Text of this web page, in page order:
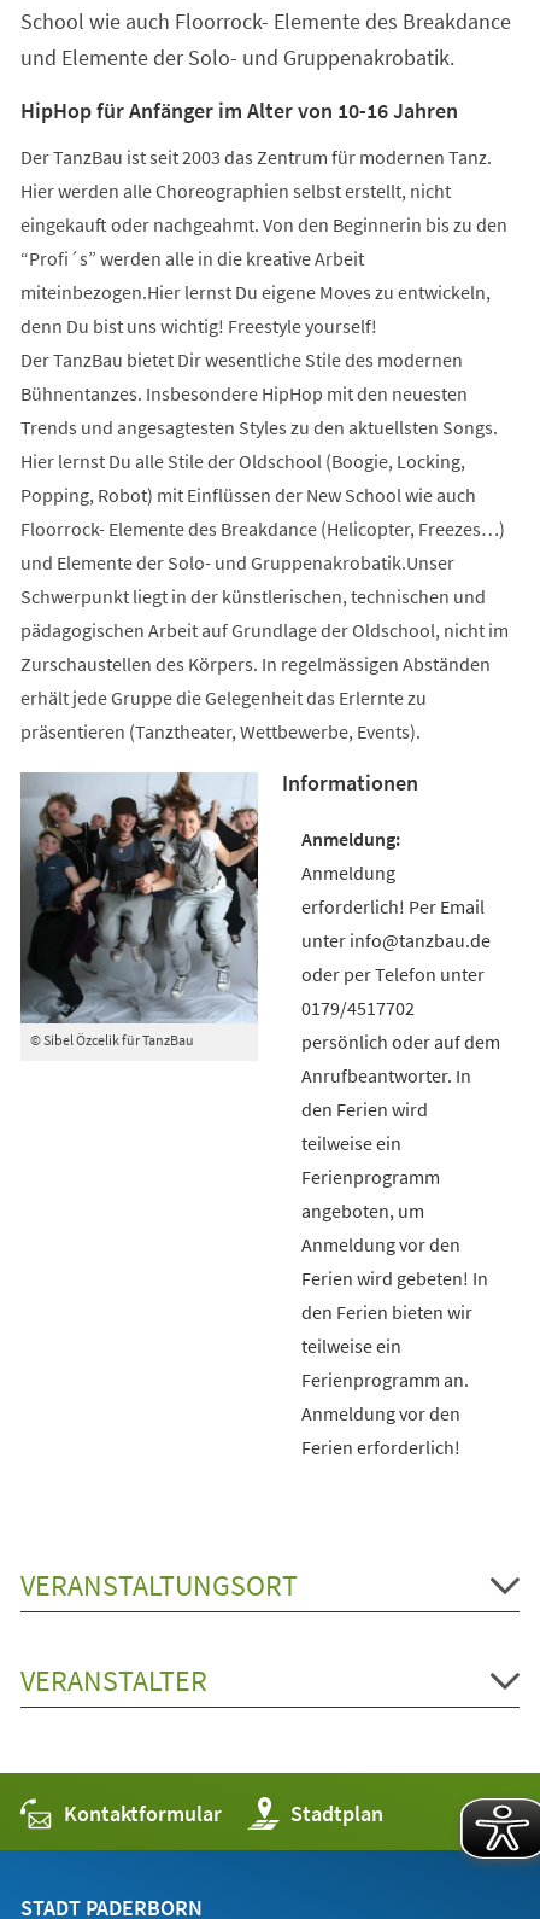
School wie auch Floorrock- Elemente des Breakdance
und Elemente der Solo- und Gruppenakrobatik.
HipHop für Anfänger im Alter von 10-16 Jahren
Der TanzBau ist seit 2003 das Zentrum für modernen Tanz.
Hier werden alle Choreographien selbst erstellt, nicht
eingekauft oder nachgeahmt. Von den Beginnerin bis zu den
“Profi´s” werden alle in die kreative Arbeit
miteinbezogen.Hier lernst Du eigene Moves zu entwickeln,
denn Du bist uns wichtig! Freestyle yourself!
Der TanzBau bietet Dir wesentliche Stile des modernen
Bühnentanzes. Insbesondere HipHop mit den neuesten
Trends und angesagtesten Styles zu den aktuellsten Songs.
Hier lernst Du alle Stile der Oldschool (Boogie, Locking,
Popping, Robot) mit Einflüssen der New School wie auch
Floorrock- Elemente des Breakdance (Helicopter, Freezes…)
und Elemente der Solo- und Gruppenakrobatik.Unser
Schwerpunkt liegt in der künstlerischen, technischen und
pädagogischen Arbeit auf Grundlage der Oldschool, nicht im
Zurschaustellen des Körpers. In regelmässigen Abständen
erhält jede Gruppe die Gelegenheit das Erlernte zu
präsentieren (Tanztheater, Wettbewerbe, Events).
© Sibel Özcelik für TanzBau
Informationen
Anmeldung
erforderlich! Per Email
unter info@tanzbau.de
oder per Telefon unter
0179/4517702
persönlich oder auf dem
Anrufbeantworter. In
den Ferien wird
teilweise ein
Ferienprogramm
angeboten, um
Anmeldung vor den
Ferien wird gebeten! In
den Ferien bieten wir
teilweise ein
Ferienprogramm an.
Anmeldung vor den
Ferien erforderlich!
VERANSTALTUNGSORT
VERANSTALTER
Kontaktformular Stadtplan
(Öffnet
in
einem
STADT PADERBORN